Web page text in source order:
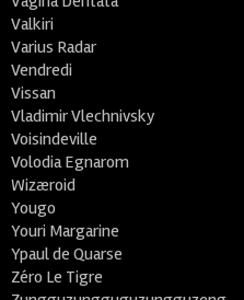
Valkiri
Varius Radar
Vendredi
Vissan
Vladimir Vlechnivsky
Voisindeville
Volodia Egnarom
Wizæroid
Yougo
Youri Margarine
Ypaul de Quarse
Zéro Le Tigre